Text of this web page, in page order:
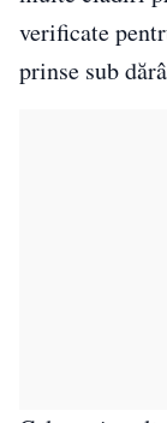
verificate
prinse sub